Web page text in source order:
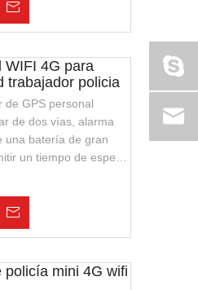
de seguridad o policía
WIFI 4G para
trabajador policia
de GPS personal
de dos vías, alarma
una batería de gran
un tiempo de espera
de seguridad o policía
policía mini 4G wifi